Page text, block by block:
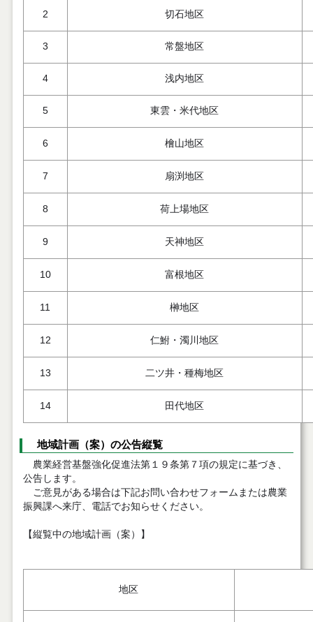
2 切石地区
3 常盤地区
4 浅内地区
5 東雲・米代地区
6 檜山地区
7 扇渕地区
8 荷上場地区
9 天神地区
10 富根地区
11 榊地区
12 仁鮒・濁川地区
13 二ツ井・種梅地区
14 田代地区
地域計画（案）の公告縦覧
農業経営基盤強化促進法第１９条第７項の規定に基づき、
公告します。
ご意見がある場合は下記お問い合わせフォームまたは農業
振興課へ来庁、電話でお知らせください。
【縦覧中の地域計画（案）】
地区